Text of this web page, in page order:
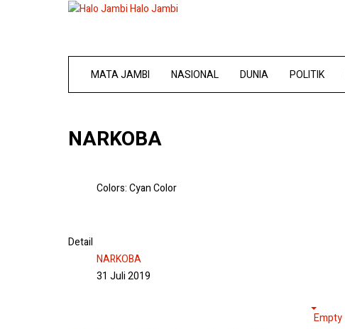
Halo Jambi
MATA JAMBI NASIONAL DUNIA POLITIK
NARKOBA
Colors:Cyan Color
Detail
NARKOBA
31 Juli 2019
Empty